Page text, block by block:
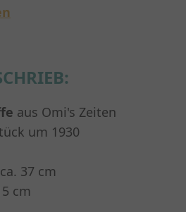
aus Omi's Zeiten
um 1930
37 cm
cm